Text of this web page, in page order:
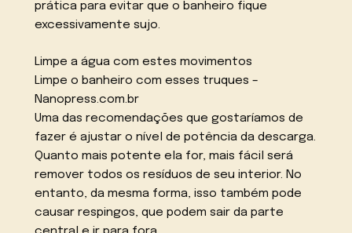
prática para evitar que o banheiro fique
excessivamente sujo.
Limpe a água com estes movimentos
Limpe o banheiro com esses truques –
Nanopress.com.br
Uma das recomendações que gostaríamos de
fazer é ajustar o nível de potência da descarga.
Quanto mais potente ela for, mais fácil será
remover todos os resíduos de seu interior. No
entanto, da mesma forma, isso também pode
causar respingos, que podem sair da parte